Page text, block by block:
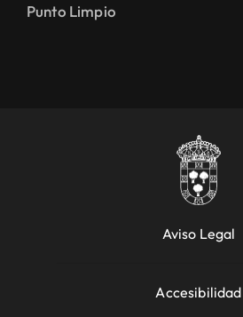
Punto Limpio
Aviso Legal
Accesibilidad